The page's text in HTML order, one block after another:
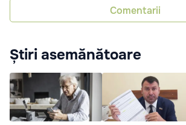
Comentarii
Știri asemănătoare